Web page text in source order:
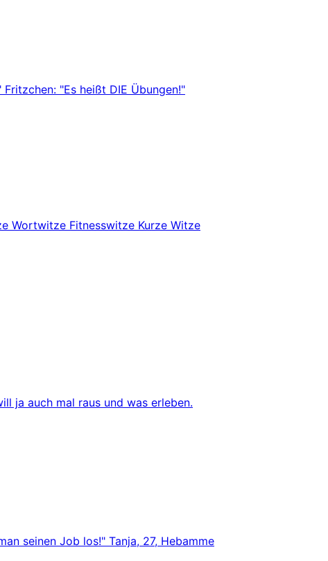
"Es heißt DIE Übungen!"
Wortwitze Fitnesswitze Kurze Witze
ja auch mal raus und was erleben.
seinen Job los!" Tanja, 27, Hebamme